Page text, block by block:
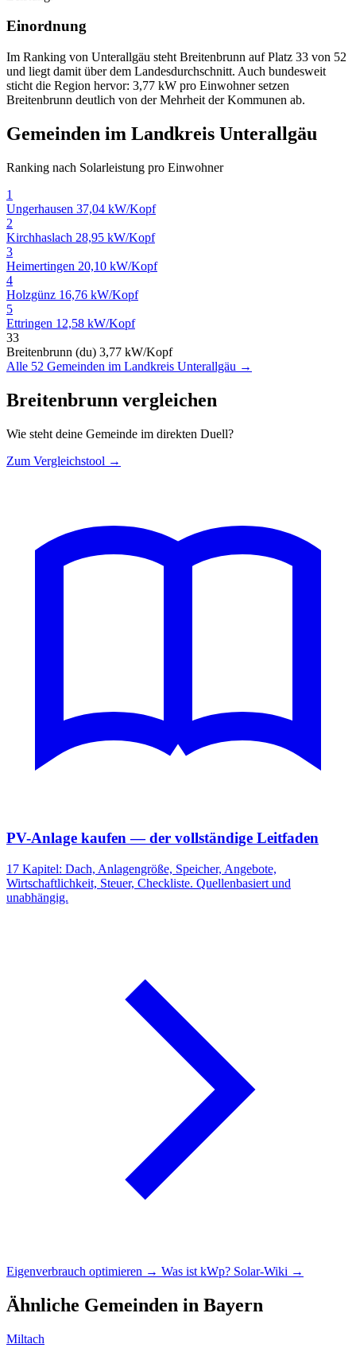
Einordnung
Im Ranking von Unterallgäu steht Breitenbrunn auf Platz 33 von 52
und liegt damit über dem Landesdurchschnitt. Auch bundesweit
sticht die Region hervor: 3,77 kW pro Einwohner setzen
Breitenbrunn deutlich von der Mehrheit der Kommunen ab.
Gemeinden im Landkreis Unterallgäu
Ranking nach Solarleistung pro Einwohner
1
Ungerhausen 37,04 kW/Kopf
2
Kirchhaslach 28,95 kW/Kopf
3
Heimertingen 20,10 kW/Kopf
4
Holzgünz 16,76 kW/Kopf
5
Ettringen 12,58 kW/Kopf
33
Breitenbrunn (du) 3,77 kW/Kopf
Alle 52 Gemeinden im Landkreis Unterallgäu →
Breitenbrunn vergleichen
Wie steht deine Gemeinde im direkten Duell?
Zum Vergleichstool →
PV-Anlage kaufen — der vollständige Leitfaden
17 Kapitel: Dach, Anlagengröße, Speicher, Angebote,
Wirtschaftlichkeit, Steuer, Checkliste. Quellenbasiert und
unabhängig.
Eigenverbrauch optimieren → Was ist kWp? Solar-Wiki →
Ähnliche Gemeinden in Bayern
Miltach